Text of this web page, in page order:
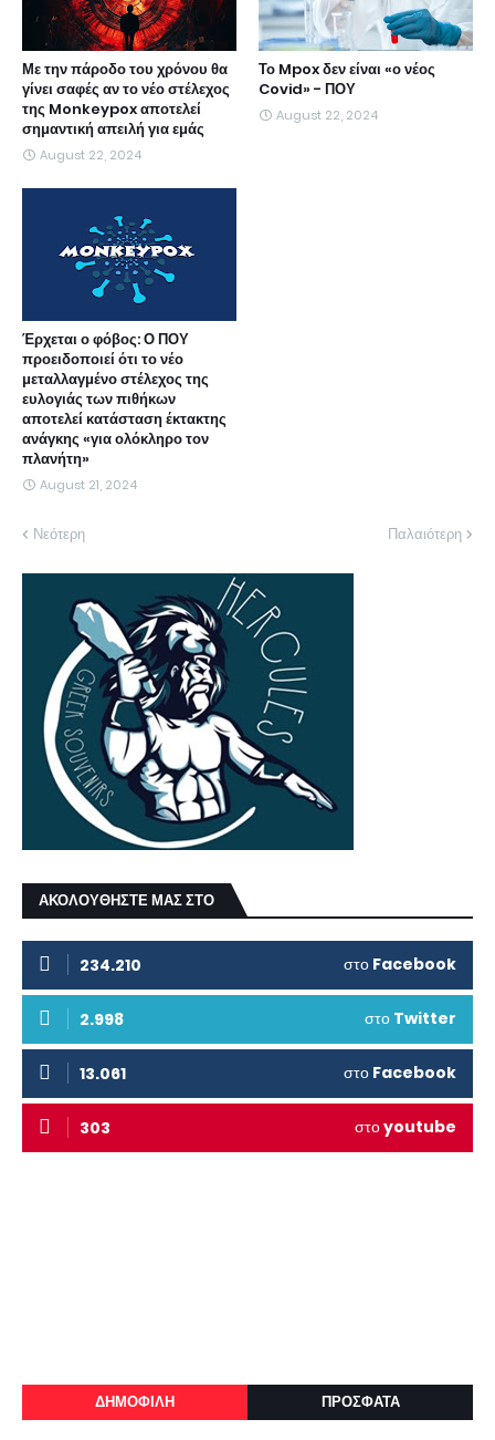
Με την πάροδο του χρόνου θα
γίνει σαφές αν το νέο στέλεχος
της Monkeypox αποτελεί
σημαντική απειλή για εμάς
August 22, 2024
Το Mpox δεν είναι «ο νέος
Covid» - ΠΟΥ
August 22, 2024
Έρχεται ο φόβος: Ο ΠΟΥ
προειδοποιεί ότι το νέο
μεταλλαγμένο στέλεχος της
ευλογιάς των πιθήκων
αποτελεί κατάσταση έκτακτης
ανάγκης «για ολόκληρο τον
πλανήτη»
August 21, 2024
Νεότερη Παλαιότερη
ΑΚΟΛΟΥΘΗΣΤΕ ΜΑΣ ΣΤΟ
234.210 στο Facebook
2.998 στο Twitter
13.061 στο Facebook
303 στοyoutube
ΔΗΜΟΦΙΛΗ ΠΡΟΣΦΑΤΑ